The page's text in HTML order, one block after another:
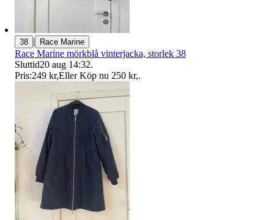
38 | Race Marine
Race Marine mörkblå vinterjacka, storlek 38
Sluttid20 aug 14:32.
Pris:249 kr,Eller Köp nu 250 kr,.